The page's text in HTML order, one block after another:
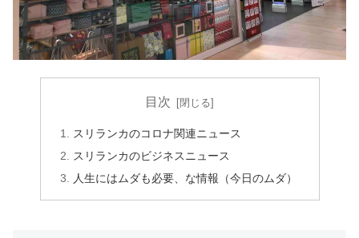
目次
スリランカのコロナ関連ニュース
スリランカのビジネスニュース
人生にはムダも必要、な情報（今日のムダ）